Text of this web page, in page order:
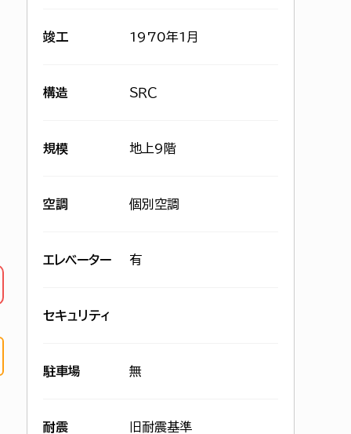
竣工 1970年1月
構造 ＳＲＣ
規模 地上9階
空調 個別空調
エレベーター 有
セキュリティ
駐車場 無
耐震 旧耐震基準